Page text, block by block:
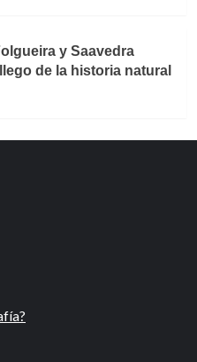
y Saavedra
de la historia natural